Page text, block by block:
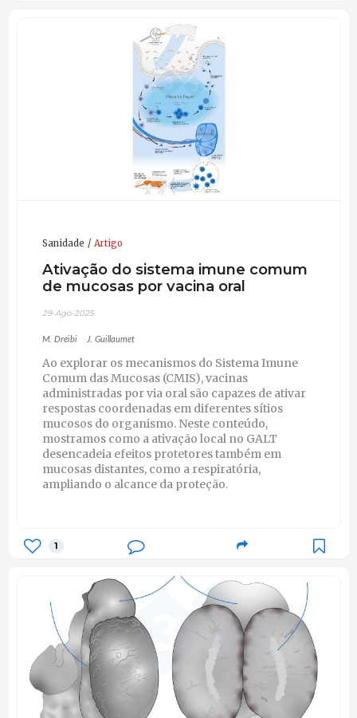
Sanidade Artigo
Ativação do sistema imune comum
de mucosas por vacina oral
29-Ago-2025
M. Dreibi J. Guillaumet
Ao explorar os mecanismos do Sistema Imune
Comum das Mucosas (CMIS), vacinas
administradas por via oral são capazes de ativar
respostas coordenadas em diferentes sítios
mucosos do organismo. Neste conteúdo,
mostramos como a ativação local no GALT
desencadeia efeitos protetores também em
mucosas distantes, como a respiratória,
ampliando o alcance da proteção.
1